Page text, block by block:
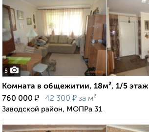
5
Комната в общежитии, 18м², 1/5 этаж
760 000 ₽ 42 300 ₽ за м²
Заводской район, МОПРа 31